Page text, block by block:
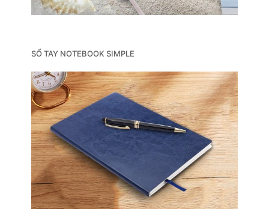
SỔ TAY NOTEBOOK SIMPLE